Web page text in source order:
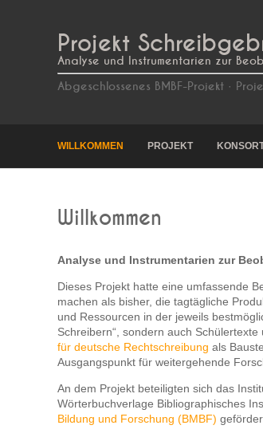
Projekt
Analyse und Instrumentarien zur
Abgeschlossenes BMBF-Projekt ·
WILLKOMMEN PROJEKT
Willkommen
Analyse und Instrumentarien zur
Dieses Projekt hatte eine umfassende
machen als bisher, die tagtägliche
und Ressourcen in der jeweils
Schreibern“, sondern auch
für deutsche Rechtschreibung als
Ausgangspunkt für weitergehende
An dem Projekt beteiligten sich das
Wörterbuchverlage Bibliographisches
Bildung und Forschung (BMBF)